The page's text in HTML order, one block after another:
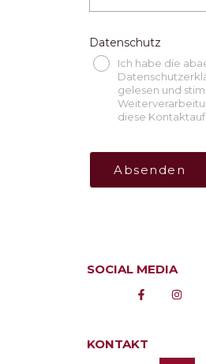
Datenschutz
Ich habe die
gelesen und
diese
Absenden
SOCIAL MEDIA
KONTAKT